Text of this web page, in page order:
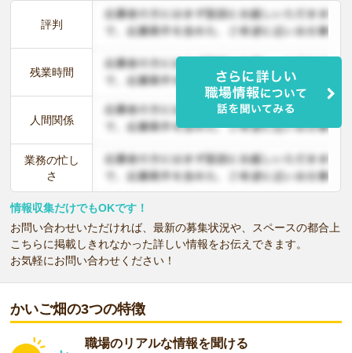
評判
残業時間
人間関係
業務の忙し
さ
情報収集だけでもOKです！
お問い合わせいただければ、最新の募集状況や、スペースの都合上
こちらに掲載しきれなかった詳しい情報をお伝えできます。
お気軽にお問い合わせください！
かいご畑の3つの特徴
職場のリアルな情報を聞ける